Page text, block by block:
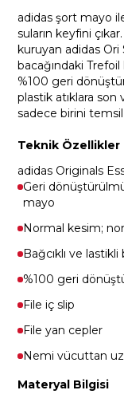
adidas şort mayo
suların keyfini
kuruyan adidas
bacağındaki
%100 geri
plastik atıklara
sadece birini
Teknik Özellikler
adidas Originals
Geri
mayo
Normal kesim;
Bağcıklı ve lastikli
%100 geri
File iç slip
File yan cepler
Nemi vücuttan
Materyal Bilgisi